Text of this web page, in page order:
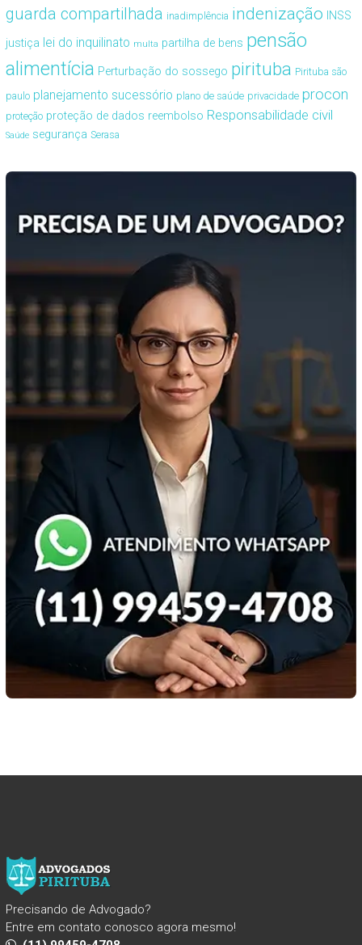
guarda compartilhada inadimplência indenização INSS
justiça lei do inquilinato multa partilha de bens pensão
alimentícia Perturbação do sossego pirituba Pirituba são
paulo planejamento sucessório plano de saúde privacidade procon
proteção proteção de dados reembolso Responsabilidade civil
Saúde segurança Serasa
Precisando de Advogado?
Entre em contato conosco agora mesmo!